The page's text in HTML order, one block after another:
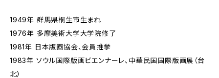
1949年 群馬県桐生市生まれ
1976年 多摩美術大学大学院修了
1981年 日本版画協会、会員推挙
1983年 ソウル国際版画ビエンナーレ、中華民国国際版画展（台
北）